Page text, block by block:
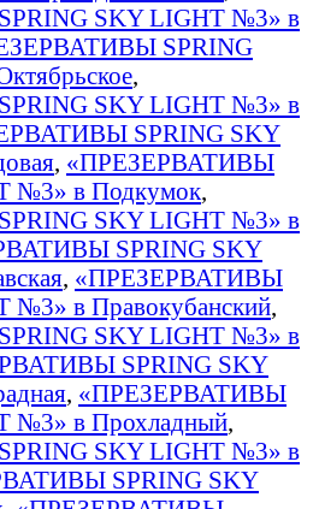
SKY LIGHT №3» в
SPRING
,
SKY LIGHT №3» в
SPRING SKY
, «ПРЕЗЕРВАТИВЫ
№3» в Подкумок,
SKY LIGHT №3» в
SPRING SKY
, «ПРЕЗЕРВАТИВЫ
№3» в Правокубанский,
SKY LIGHT №3» в
SPRING SKY
, «ПРЕЗЕРВАТИВЫ
№3» в Прохладный,
SKY LIGHT №3» в
SPRING SKY